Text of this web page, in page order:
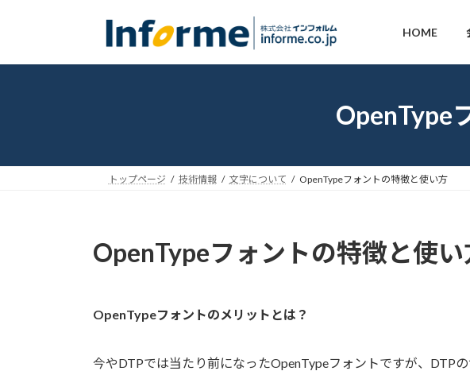
ン
ー
HOME
OpenType
トップページ 技術情報 文字について OpenTypeフォントの特徴と使い方
OpenTypeフォントの特徴と使い
OpenTypeフォントのメリットとは？
今やDTPでは当たり前になったOpenTypeフォントですが、DTP